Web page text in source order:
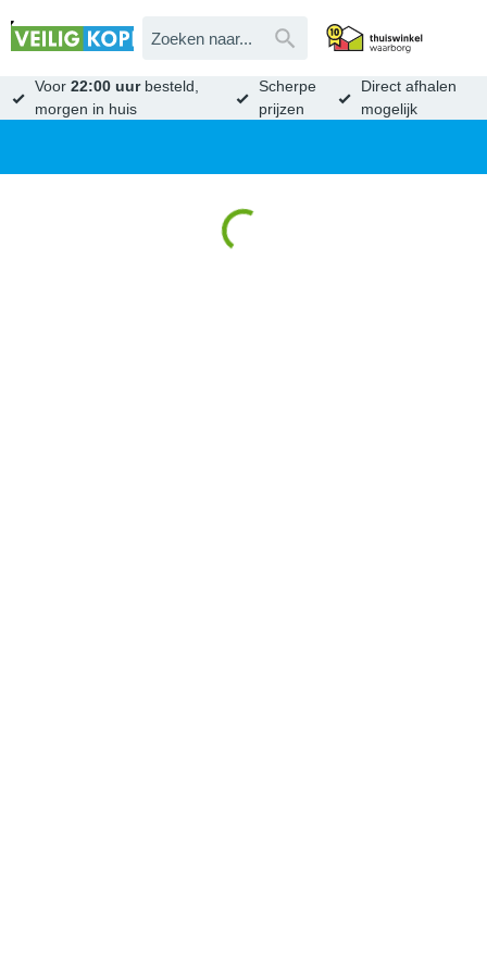
Voor22:00 uurbesteld,
morgen in huis
Scherpe
prijzen
Direct afhalen
mogelijk